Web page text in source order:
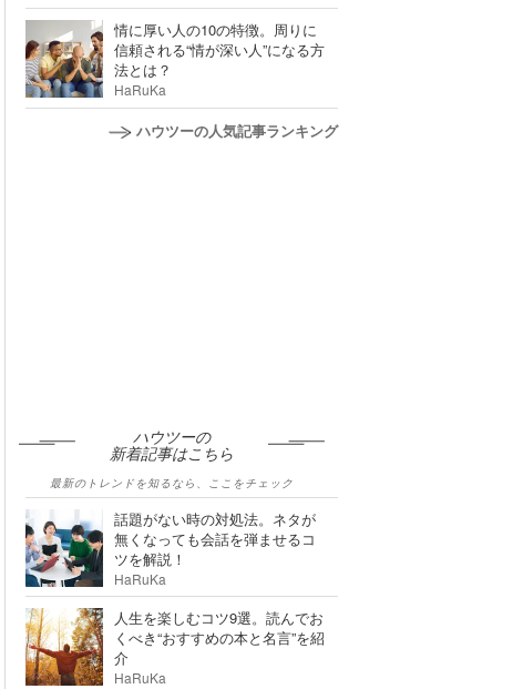
情に厚い人の10の特徴。周りに
信頼される“情が深い人”になる方
法とは？
HaRuKa
ハウツーの人気記事ランキング
ハウツーの
新着記事はこちら
最新のトレンドを知るなら、ここをチェック
話題がない時の対処法。ネタが
無くなっても会話を弾ませるコ
ツを解説！
HaRuKa
人生を楽しむコツ9選。読んでお
くべき“おすすめの本と名言”を紹
介
HaRuKa